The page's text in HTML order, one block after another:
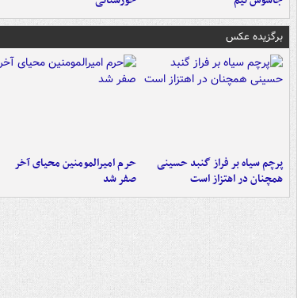
برگزیده عکس
پرچم سیاه بر فراز گنبد حسینی
همچنان در اهتزاز است
حرم امیرالمومنین محیای آخر
صفر شد